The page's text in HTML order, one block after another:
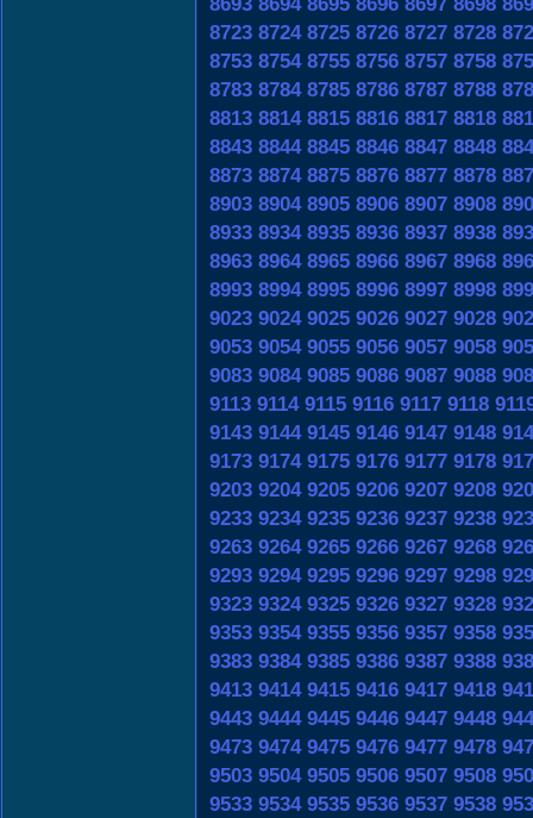
8723 8724 8725 8726 8727 8728
8753 8754 8755 8756 8757 8758
8783 8784 8785 8786 8787 8788
8813 8814 8815 8816 8817 8818
8843 8844 8845 8846 8847 8848
8873 8874 8875 8876 8877 8878
8903 8904 8905 8906 8907 8908
8933 8934 8935 8936 8937 8938
8963 8964 8965 8966 8967 8968
8993 8994 8995 8996 8997 8998
9023 9024 9025 9026 9027 9028
9053 9054 9055 9056 9057 9058
9083 9084 9085 9086 9087 9088
9113 9114 9115 9116 9117 9118
9143 9144 9145 9146 9147 9148
9173 9174 9175 9176 9177 9178
9203 9204 9205 9206 9207 9208
9233 9234 9235 9236 9237 9238
9263 9264 9265 9266 9267 9268
9293 9294 9295 9296 9297 9298
9323 9324 9325 9326 9327 9328
9353 9354 9355 9356 9357 9358
9383 9384 9385 9386 9387 9388
9413 9414 9415 9416 9417 9418
9443 9444 9445 9446 9447 9448
9473 9474 9475 9476 9477 9478
9503 9504 9505 9506 9507 9508
9533 9534 9535 9536 9537 9538